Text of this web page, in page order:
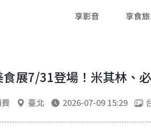
享影音 享食旅
展7/31登場！米其林、
臺北 2026-07-09 15:29